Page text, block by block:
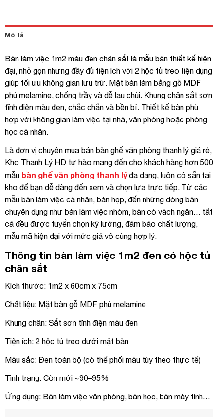
Mô tả
Bàn làm việc 1m2 màu đen chân sắt là mẫu bàn thiết kế hiện
đại, nhỏ gọn nhưng đầy đủ tiện ích với 2 hộc tủ treo tiện dụng
giúp tối ưu không gian lưu trữ. Mặt bàn làm bằng gỗ MDF
phủ melamine, chống trầy và dễ lau chùi. Khung chân sắt sơn
tĩnh điện màu đen, chắc chắn và bền bỉ. Thiết kế bàn phù
hợp với không gian làm việc tại nhà, văn phòng hoặc phòng
học cá nhân.
Là đơn vị chuyên mua bán bàn ghế văn phòng thanh lý giá rẻ,
Kho Thanh Lý HD tự hào mang đến cho khách hàng hơn 500
mẫu bàn ghế văn phòng thanh lýđa dạng, luôn có sẵn tại
kho để bạn dễ dàng đến xem và chọn lựa trực tiếp. Từ các
mẫu bàn làm việc cá nhân, bàn họp, đến những dòng bàn
chuyên dụng như bàn làm việc nhóm, bàn có vách ngăn… tất
cả đều được tuyển chọn kỹ lưỡng, đảm bảo chất lượng,
mẫu mã hiện đại với mức giá vô cùng hợp lý.
Thông tin bàn làm việc 1m2 đen có hộc tủ
chân sắt
Kích thước: 1m2 x 60cm x 75cm
Chất liệu: Mặt bàn gỗ MDF phủ melamine
Khung chân: Sắt sơn tĩnh điện màu đen
Tiện ích: 2 hộc tủ treo dưới mặt bàn
Màu sắc: Đen toàn bộ (có thể phối màu tùy theo thực tế)
Tình trạng: Còn mới ~90–95%
Ứng dụng: Bàn làm việc văn phòng, bàn học, bàn máy tính…